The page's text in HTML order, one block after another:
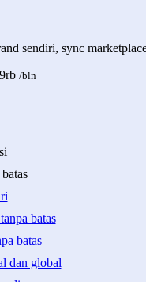
sendiri, sync
/bln
batas
batas
dan global